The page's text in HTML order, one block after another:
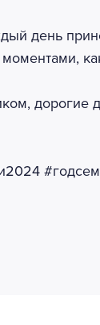
день
дорогие